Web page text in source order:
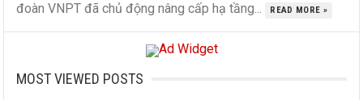
đoàn VNPT đã chủ động nâng cấp hạ tầng...
READ MORE »
MOST VIEWED POSTS